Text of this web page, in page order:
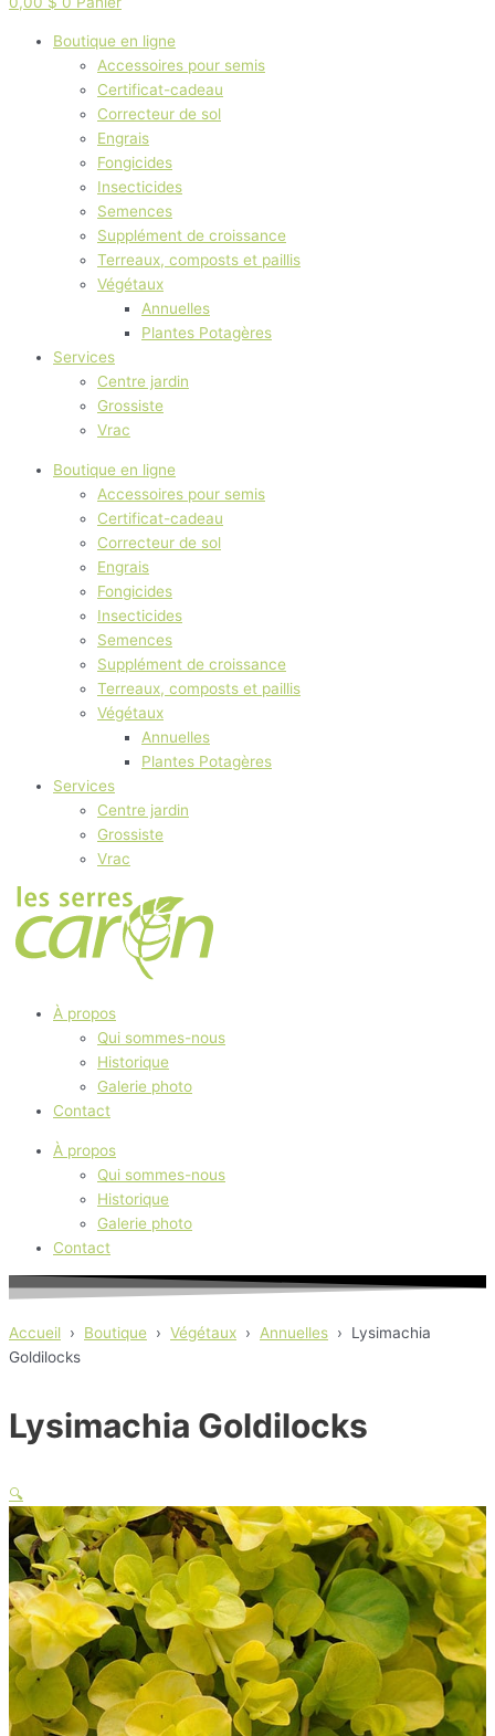
Boutique en ligne
Accessoires pour semis
Certificat-cadeau
Correcteur de sol
Engrais
Fongicides
Insecticides
Semences
Supplément de croissance
Terreaux, composts et paillis
Végétaux
Annuelles
Plantes Potagères
Services
Centre jardin
Grossiste
Vrac
Boutique en ligne
Accessoires pour semis
Certificat-cadeau
Correcteur de sol
Engrais
Fongicides
Insecticides
Semences
Supplément de croissance
Terreaux, composts et paillis
Végétaux
Annuelles
Plantes Potagères
Services
Centre jardin
Grossiste
Vrac
À propos
Qui sommes-nous
Historique
Galerie photo
Contact
À propos
Qui sommes-nous
Historique
Galerie photo
Contact
Accueil › Boutique › Végétaux › Annuelles › Lysimachia
Goldilocks
Lysimachia Goldilocks
🔍